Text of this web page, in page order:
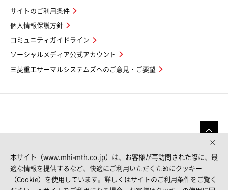
サイトのご利用条件
個人情報保護方針
コミュニティガイドライン
ソーシャルメディア公式アカウント
三菱重工サーマルシステムズへのご意見・ご要望
本サイト（www.mhi-mth.co.jp）は、お客様が再訪問された際に、最
適な情報を提供するなど、快適にご利用いただくためにクッキー
（Cookie）を使用しています。詳しくはサイトのご利用条件をご覧く